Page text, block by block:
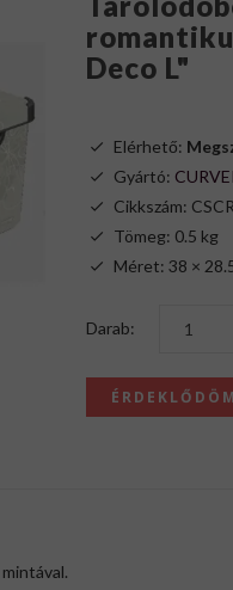
Deco L"
Elérhető:
Gyártó:
Cikkszám:
Tömeg: 0.5 kg
Méret: 38 ×
Darab: